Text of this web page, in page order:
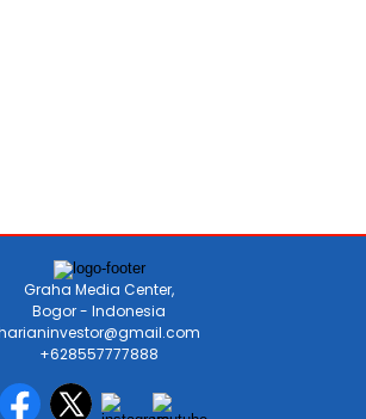
Graha Media Center,
Bogor - Indonesia
+628557777888